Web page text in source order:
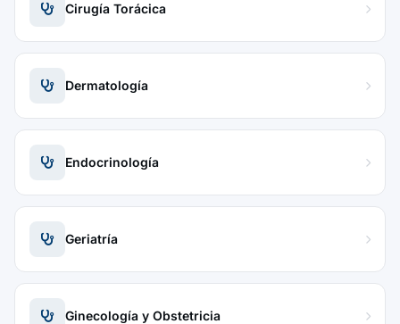
Cirugía Torácica
Dermatología
Endocrinología
Geriatría
Ginecología y Obstetricia